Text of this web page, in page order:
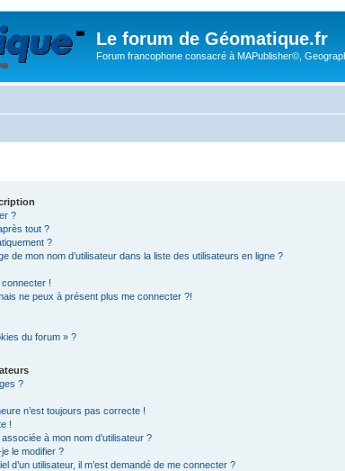
Le forum de Géomatique.fr
Forum francophone consacré à MAPublisher©,
?
tout ?
?
de mon nom d’utilisateur dans la liste des utilisateurs en ligne ?
!
ne peux à présent plus me connecter ?!
du forum » ?
?
n’est toujours pas correcte !
!
à mon nom d’utilisateur ?
le modifier ?
d’un utilisateur, il m’est demandé de me connecter ?